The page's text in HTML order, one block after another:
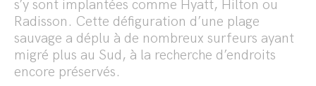
s’y sont implantées comme Hyatt, Hilton ou
Radisson. Cette défiguration d’une plage
sauvage a déplu à de nombreux surfeurs ayant
migré plus au Sud, à la recherche d’endroits
encore préservés.